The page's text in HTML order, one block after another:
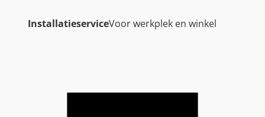
InstallatieserviceVoor werkplek en winkel